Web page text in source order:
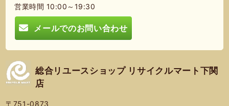
営業時間 10:00～19:30
メールでのお問い合わせ
総合リユースショップ リサイクルマート下関
店
〒751-0873